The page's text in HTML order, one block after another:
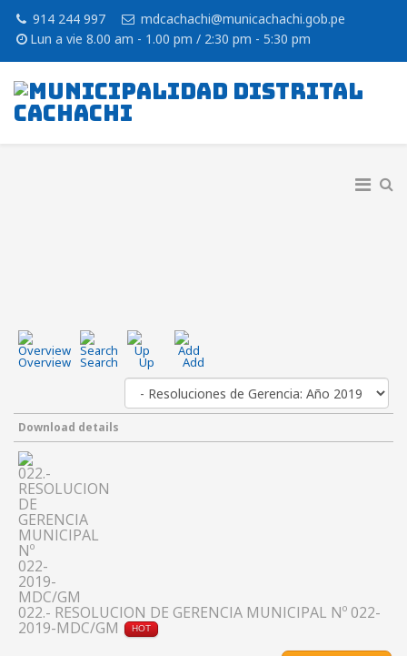
914 244 997
mdcachachi@municachachi.gob.pe
Lun a vie 8.00 am - 1.00 pm / 2:30 pm - 5:30 pm
Overview Search Up Add
Download details
022.- RESOLUCION DE GERENCIA MUNICIPAL Nº 022-
2019-MDC/GM HOT